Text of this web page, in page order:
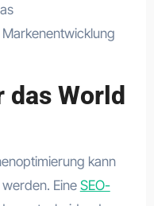
das World
kann
Eine SEO-